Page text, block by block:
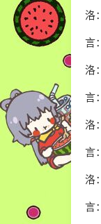
洛
言
洛
言
洛
言
洛
言